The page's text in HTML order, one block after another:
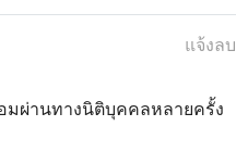
แจ้งลบ
ผ่านทางนิติบุคคลหลายครั้ง